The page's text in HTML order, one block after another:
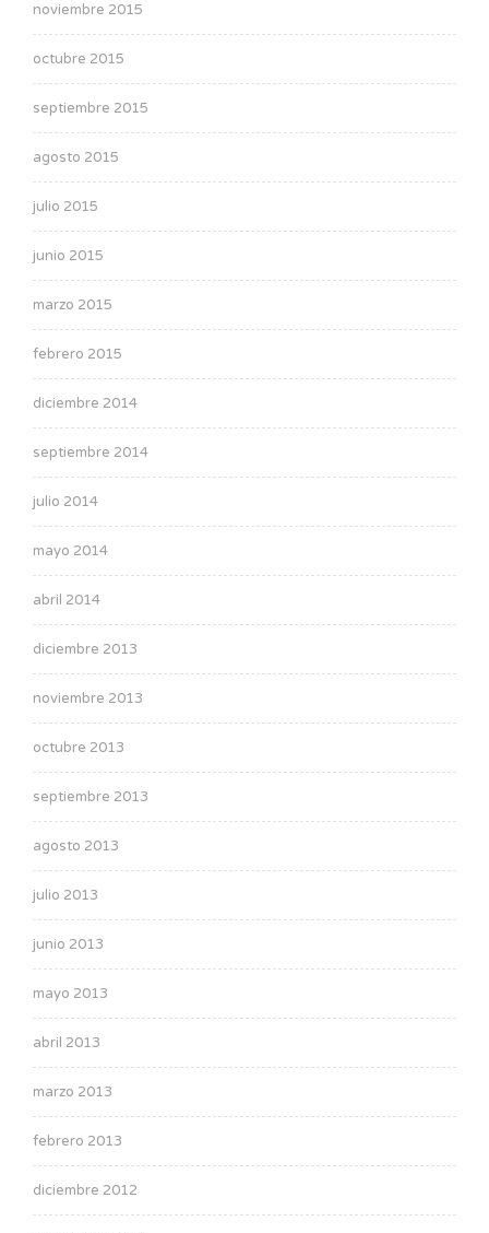
noviembre 2015
octubre 2015
septiembre 2015
agosto 2015
julio 2015
junio 2015
marzo 2015
febrero 2015
diciembre 2014
septiembre 2014
julio 2014
mayo 2014
abril 2014
diciembre 2013
noviembre 2013
octubre 2013
septiembre 2013
agosto 2013
julio 2013
junio 2013
mayo 2013
abril 2013
marzo 2013
febrero 2013
diciembre 2012